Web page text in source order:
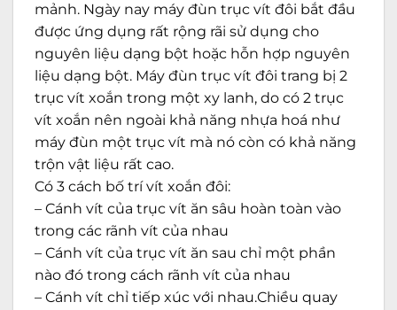
mảnh. Ngày nay máy đùn trục vít đôi bắt đầu
được ứng dụng rất rộng rãi sử dụng cho
nguyên liệu dạng bột hoặc hỗn hợp nguyên
liệu dạng bột. Máy đùn trục vít đôi trang bị 2
trục vít xoắn trong một xy lanh, do có 2 trục
vít xoắn nên ngoài khả năng nhựa hoá như
máy đùn một trục vít mà nó còn có khả năng
trộn vật liệu rất cao.
Có 3 cách bố trí vít xoắn đôi:
– Cánh vít của trục vít ăn sâu hoàn toàn vào
trong các rãnh vít của nhau
– Cánh vít của trục vít ăn sau chỉ một phần
nào đó trong cách rãnh vít của nhau
– Cánh vít chỉ tiếp xúc với nhau.Chiều quay